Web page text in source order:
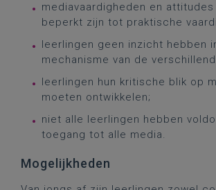
mediavaardigheden en attitudes
beperkt zijn tot praktische
leerlingen geen inzicht hebben
mechanisme van de
leerlingen hun kritische blik op
moeten ontwikkelen;
niet alle leerlingen hebben
toegang tot alle media.
Mogelijkheden